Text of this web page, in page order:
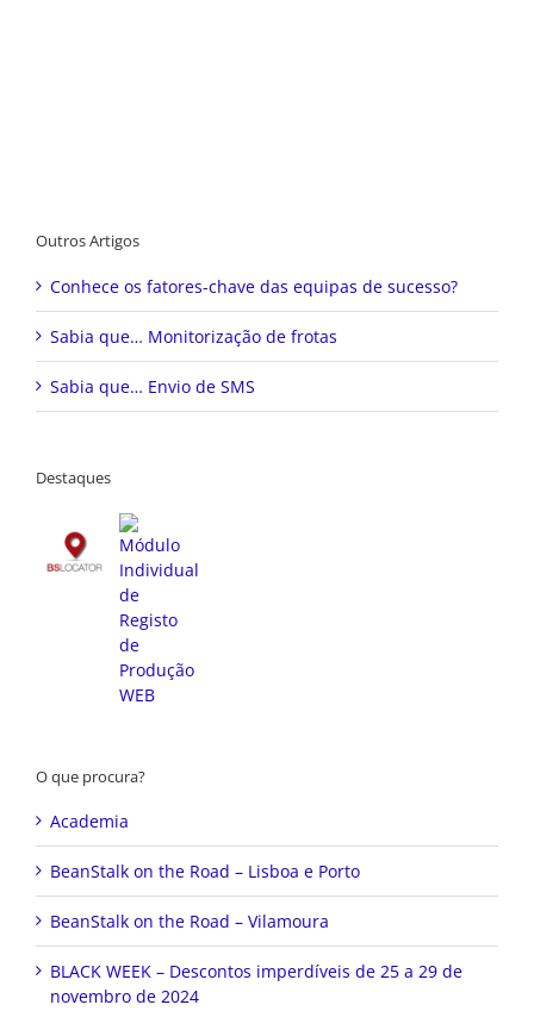
Outros Artigos
Conhece os fatores-chave das equipas de sucesso?
Sabia que… Monitorização de frotas
Sabia que… Envio de SMS
Destaques
O que procura?
Academia
BeanStalk on the Road – Lisboa e Porto
BeanStalk on the Road – Vilamoura
BLACK WEEK – Descontos imperdíveis de 25 a 29 de
novembro de 2024